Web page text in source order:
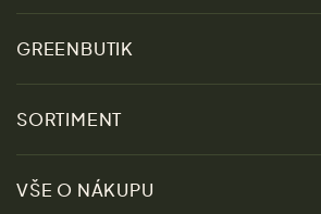
GREENBUTIK
Udržitelnost
SORTIMENT
Slevy
VŠE O NÁKUPU